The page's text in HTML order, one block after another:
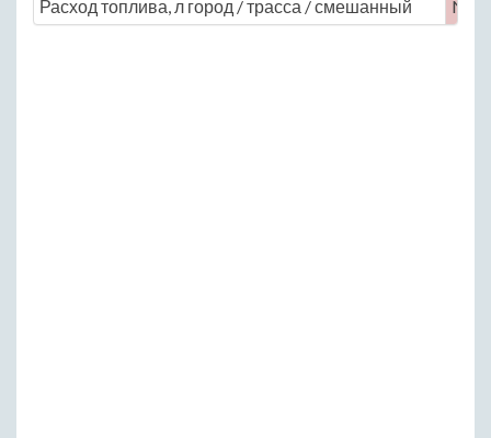
Расход топлива, л город / трасса / смешанный
No